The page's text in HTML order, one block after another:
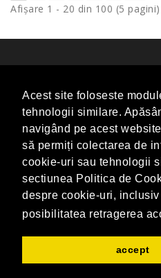
Acest site foloseste
tehnologii similare.
navigând pe acest
să permiți colectarea de
cookie-uri sau tehnologii
sectiunea Politica de
despre cookie-uri,
posibilitatea retragerea
accept
Afişare 1 - 20 din 100 (5 pagini)
CONTACT
INFORMAŢII
CONTUL MEU
Producători
Elite Art